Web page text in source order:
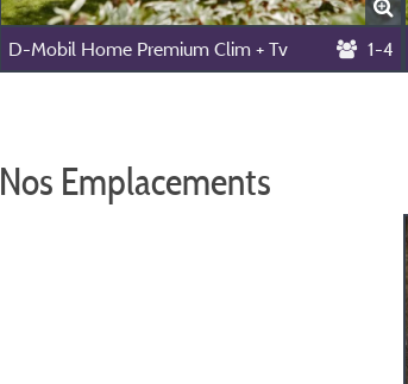
D-Mobil Home Premium Clim + Tv 1-4
Nos Emplacements